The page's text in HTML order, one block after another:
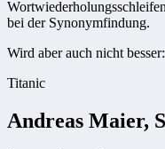
bei der Synonymfindung.
Wird aber auch nicht besser:
Titanic
Andreas Maier,